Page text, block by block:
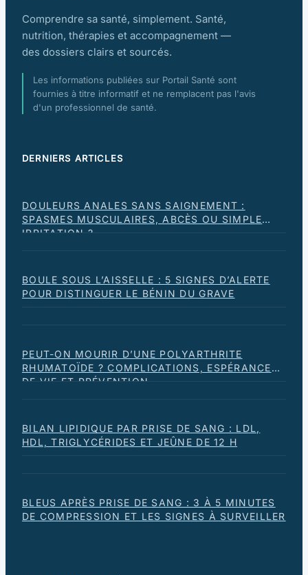
Comprendre sa santé, simplement. Santé,
nutrition, thérapies et accompagnement —
des dossiers clairs et sourcés.
Les informations publiées sur Portail Santé sont
fournies à titre informatif et ne remplacent pas l'avis
d'un professionnel de santé.
DERNIERS ARTICLES
DOULEURS ANALES SANS SAIGNEMENT :
SPASMES MUSCULAIRES, ABCÈS OU SIMPLE
IRRITATION ?
BOULE SOUS L’AISSELLE : 5 SIGNES D’ALERTE
POUR DISTINGUER LE BÉNIN DU GRAVE
PEUT-ON MOURIR D’UNE POLYARTHRITE
RHUMATOÏDE ? COMPLICATIONS, ESPÉRANCE
DE VIE ET PRÉVENTION
BILAN LIPIDIQUE PAR PRISE DE SANG : LDL,
HDL, TRIGLYCÉRIDES ET JEÛNE DE 12 H
BLEUS APRÈS PRISE DE SANG : 3 À 5 MINUTES
DE COMPRESSION ET LES SIGNES À SURVEILLER